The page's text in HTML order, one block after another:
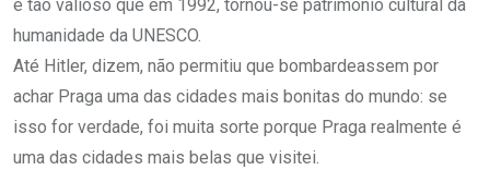
é tão valioso que em 1992, tornou-se patrimônio cultural da
humanidade da UNESCO.
Até Hitler, dizem, não permitiu que bombardeassem por
achar Praga uma das cidades mais bonitas do mundo: se
isso for verdade, foi muita sorte porque Praga realmente é
uma das cidades mais belas que visitei.